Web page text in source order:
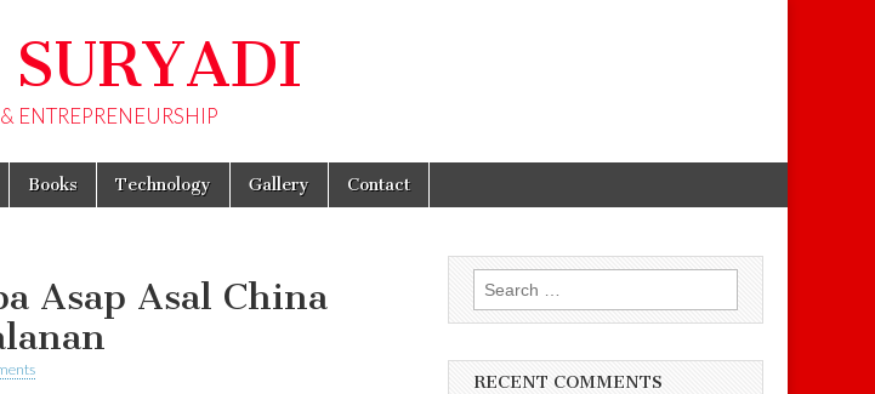
ENTREPRENEURSHIP
Books Technology Gallery Contact
Asap Asal China
Search for:
RECENT COMMENTS